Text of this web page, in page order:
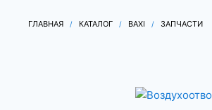
ГЛАВНАЯ КАТАЛОГ BAXI ЗАПЧАСТИ